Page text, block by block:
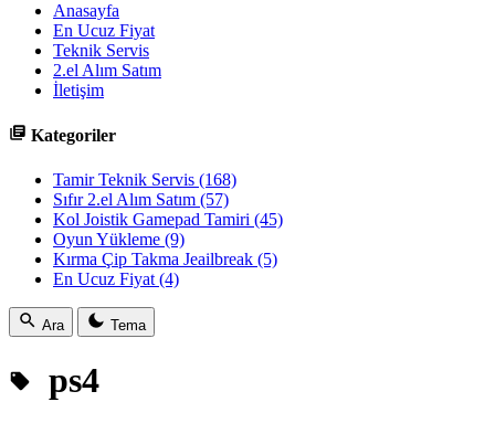
Anasayfa
En Ucuz Fiyat
Teknik Servis
2.el Alım Satım
İletişim
Kategoriler
Tamir Teknik Servis (168)
Sıfır 2.el Alım Satım (57)
Kol Joistik Gamepad Tamiri (45)
Oyun Yükleme (9)
Kırma Çip Takma Jeailbreak (5)
En Ucuz Fiyat (4)
Ara Tema
ps4